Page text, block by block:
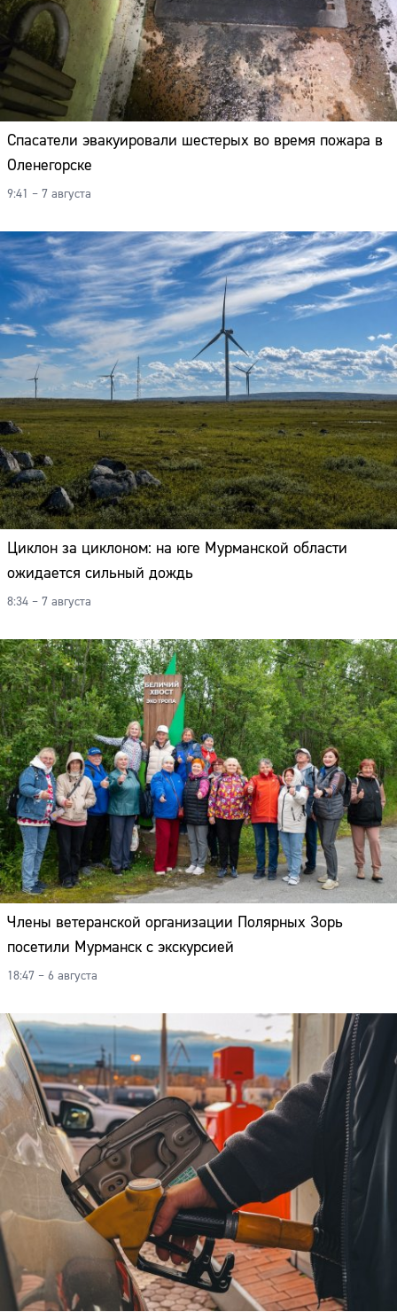
Спасатели эвакуировали шестерых во время пожара в
Оленегорске
9:41 – 7 августа
Циклон за циклоном: на юге Мурманской области
ожидается сильный дождь
8:34 – 7 августа
Члены ветеранской организации Полярных Зорь
посетили Мурманск с экскурсией
18:47 – 6 августа